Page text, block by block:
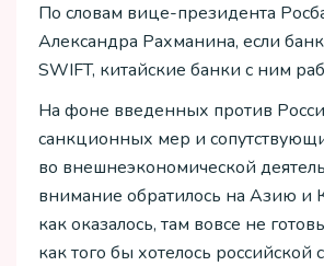
По словам вице-президента
Александра Рахманина, если
SWIFT, китайские банки с ним
На фоне введенных против
санкционных мер и
во внешнеэкономической
внимание обратилось на Азию и
как оказалось, там вовсе не
как того бы хотелось российской